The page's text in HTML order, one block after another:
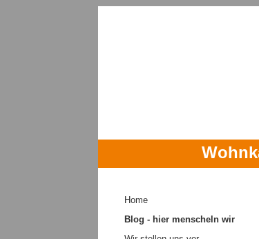
überspringen
Home
Blog - hier menscheln wir